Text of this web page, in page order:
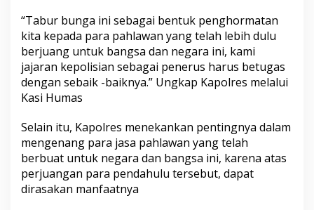
“Tabur bunga ini sebagai bentuk penghormatan
kita kepada para pahlawan yang telah lebih dulu
berjuang untuk bangsa dan negara ini, kami
jajaran kepolisian sebagai penerus harus betugas
dengan sebaik -baiknya.” Ungkap Kapolres melalui
Kasi Humas
Selain itu, Kapolres menekankan pentingnya dalam
mengenang para jasa pahlawan yang telah
berbuat untuk negara dan bangsa ini, karena atas
perjuangan para pendahulu tersebut, dapat
dirasakan manfaatnya